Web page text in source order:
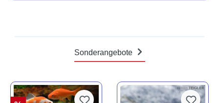
Sonderangebote